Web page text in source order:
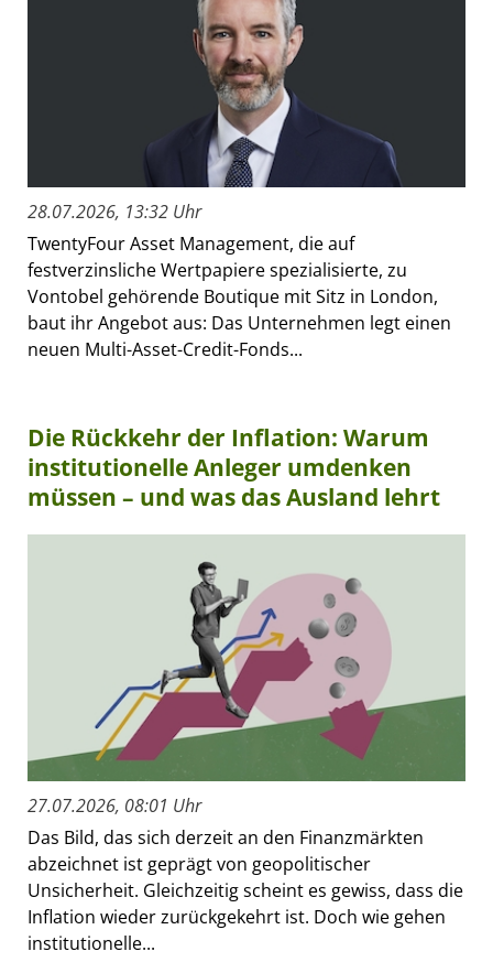
28.07.2026, 13:32 Uhr
TwentyFour Asset Management, die auf
festverzinsliche Wertpapiere spezialisierte, zu
Vontobel gehörende Boutique mit Sitz in London,
baut ihr Angebot aus: Das Unternehmen legt einen
neuen Multi-Asset-Credit-Fonds...
Die Rückkehr der Inflation: Warum
institutionelle Anleger umdenken
müssen – und was das Ausland lehrt
27.07.2026, 08:01 Uhr
Das Bild, das sich derzeit an den Finanzmärkten
abzeichnet ist geprägt von geopolitischer
Unsicherheit. Gleichzeitig scheint es gewiss, dass die
Inflation wieder zurückgekehrt ist. Doch wie gehen
institutionelle...